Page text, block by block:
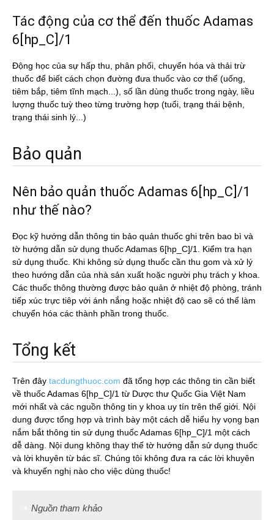
Tác động của cơ thể đến thuốc Adamas
6[hp_C]/1
Động học của sự hấp thu, phân phối, chuyển hóa và thải trừ
thuốc để biết cách chọn đường đưa thuốc vào cơ thể (uống,
tiêm bắp, tiêm tĩnh mạch...), số lần dùng thuốc trong ngày, liều
lượng thuốc tuỳ theo từng trường hợp (tuổi, trạng thái bệnh,
trạng thái sinh lý...)
Bảo quản
Nên bảo quản thuốc Adamas 6[hp_C]/1
như thế nào?
Đọc kỹ hướng dẫn thông tin bảo quản thuốc ghi trên bao bì và
tờ hướng dẫn sử dụng thuốc Adamas 6[hp_C]/1. Kiểm tra hạn
sử dụng thuốc. Khi không sử dụng thuốc cần thu gom và xử lý
theo hướng dẫn của nhà sản xuất hoặc người phụ trách y khoa.
Các thuốc thông thường được bảo quản ở nhiệt độ phòng, tránh
tiếp xúc trực tiêp với ánh nắng hoặc nhiệt độ cao sẽ có thể làm
chuyển hóa các thành phần trong thuốc.
Tổng kết
Trên đây tacdungthuoc.com đã tổng hợp các thông tin cần biết
về thuốc Adamas 6[hp_C]/1 từ Dược thư Quốc Gia Việt Nam
mới nhất và các nguồn thông tin y khoa uy tín trên thế giới. Nội
dung được tổng hợp và trình bày một cách dễ hiểu hy vọng bạn
nắm bắt thông tin sử dụng thuốc Adamas 6[hp_C]/1 một cách
dễ dàng. Nội dung không thay thế tờ hướng dẫn sử dụng thuốc
và lời khuyên từ bác sĩ. Chúng tôi không đưa ra các lời khuyên
và khuyến nghị nào cho việc dùng thuốc!
Nguồn tham khảo